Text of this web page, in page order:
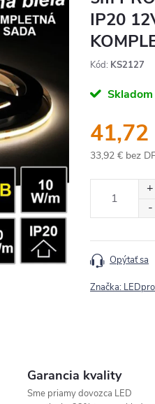
IP20
Kód: KS2127
Skladom
41,72
33,92 € bez
cena:
Opýtať sa
Značka:
Garancia kvality
Sme priamy dovozca LED